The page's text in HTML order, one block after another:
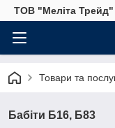
ТОВ "Меліта Трейд"
Товари та
Бабіти Б16, Б83